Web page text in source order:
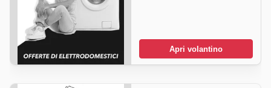
Apri volantino